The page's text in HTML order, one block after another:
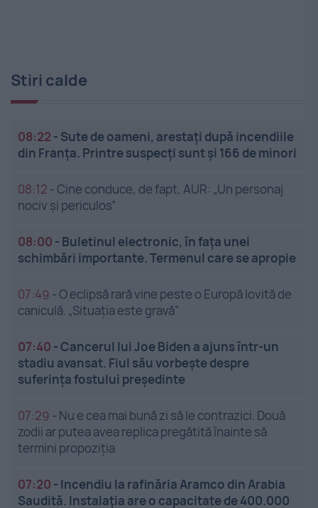
Stiri calde
08:22 - Sute de oameni, arestați după incendiile
din Franța. Printre suspecți sunt și 166 de minori
08:12 -Cine conduce, de fapt, AUR: „Un personaj
nociv și periculos”
08:00 - Buletinul electronic, în fața unei
schimbări importante. Termenul care se apropie
07:49 -O eclipsă rară vine peste o Europă lovită de
caniculă. „Situația este gravă”
07:40 -Cancerul lui Joe Biden a ajuns într-un
stadiu avansat. Fiul său vorbește despre
suferința fostului președinte
07:29 - Nu e cea mai bună zi să le contrazici. Două
zodii ar putea avea replica pregătită înainte să
termini propoziția
07:20 - Incendiu la rafinăria Aramco din Arabia
Saudită. Instalația are o capacitate de 400.000